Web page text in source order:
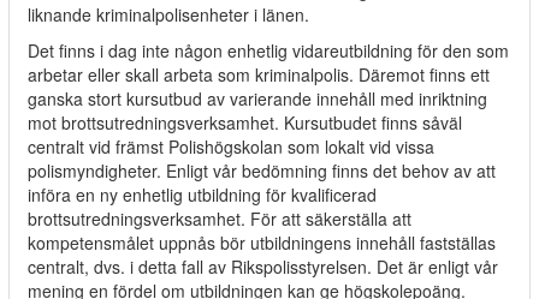
liknande kriminalpolisenheter i länen.
Det finns i dag inte någon enhetlig vidareutbildning för den som
arbetar eller skall arbeta som kriminalpolis. Däremot finns ett
ganska stort kursutbud av varierande innehåll med inriktning
mot brottsutredningsverksamhet. Kursutbudet finns såväl
centralt vid främst Polishögskolan som lokalt vid vissa
polismyndigheter. Enligt vår bedömning finns det behov av att
införa en ny enhetlig utbildning för kvalificerad
brottsutredningsverksamhet. För att säkerställa att
kompetensmålet uppnås bör utbildningens innehåll fastställas
centralt, dvs. i detta fall av Rikspolisstyrelsen. Det är enligt vår
mening en fördel om utbildningen kan ge högskolepoäng.